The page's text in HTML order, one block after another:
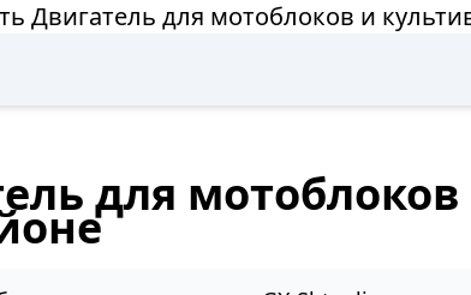
Двигатель для мотоблоков и
для